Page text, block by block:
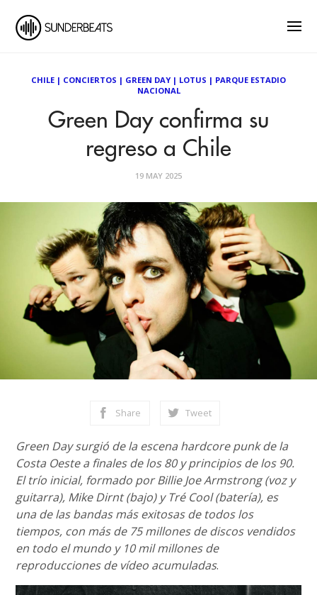
CHILE | CONCIERTOS | GREEN DAY| LOTUS | PARQUE ESTADIO
NACIONAL
Green Day confirma su
regreso a Chile
19 MAY 2025
Share Tweet
Green Day surgió de la escena hardcore punk de la
Costa Oeste a finales de los 80 y principios de los 90.
El trío inicial, formado por Billie Joe Armstrong (voz y
guitarra), Mike Dirnt (bajo) y Tré Cool (batería), es
una de las bandas más exitosas de todos los
tiempos, con más de 75 millones de discos vendidos
en todo el mundo y 10 mil millones de
reproducciones de vídeo acumuladas.